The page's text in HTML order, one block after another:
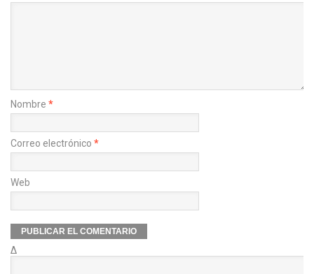
Nombre *
Correo electrónico *
Web
Δ